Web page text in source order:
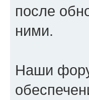
после
ними.
Наши